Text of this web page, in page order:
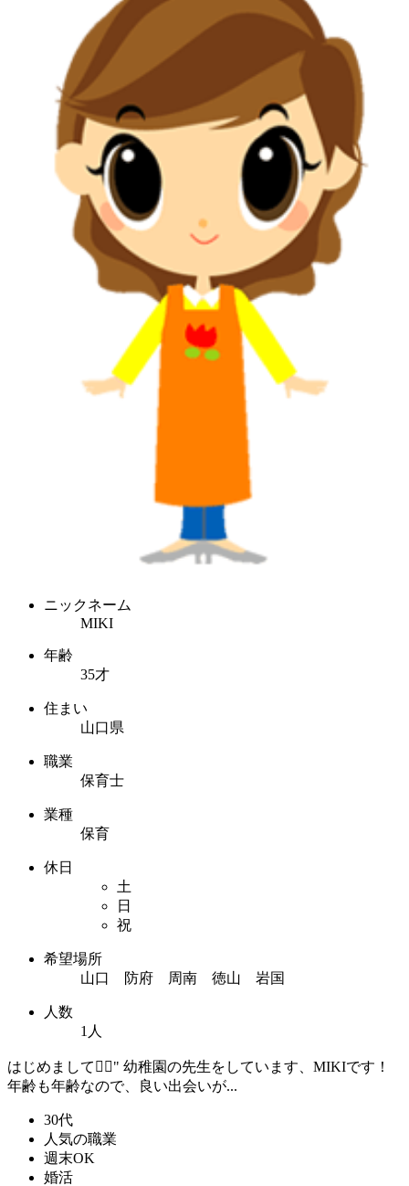
ニックネーム
MIKI
年齢
35才
住まい
山口県
職業
保育士
業種
保育
休日
土
日
祝
希望場所
山口 防府 周南 徳山 岩国
人数
1人
はじめまして🙇‍♀️" 幼稚園の先生をしています、MIKIです！
年齢も年齢なので、良い出会いが...
30代
人気の職業
週末OK
婚活